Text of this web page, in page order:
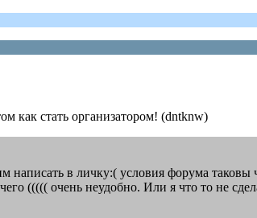
как стать организатором! (dntknw)
в личку:( условия форума таковы
((((( очень неудобно. Или я что то не